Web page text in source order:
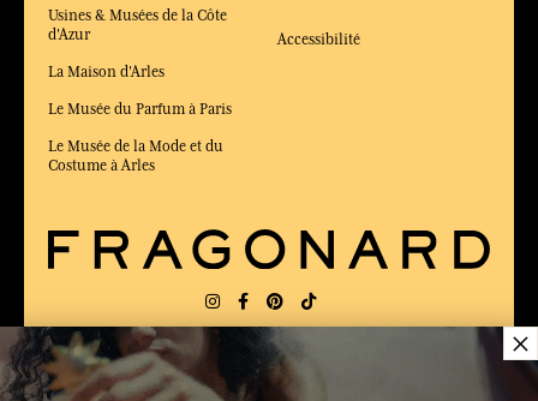
Usines & Musées de la Côte
d'Azur
La Maison d'Arles
Le Musée du Parfum à Paris
Le Musée de la Mode et du
Costume à Arles
Accessibilité
LIVRAISON: FR
×